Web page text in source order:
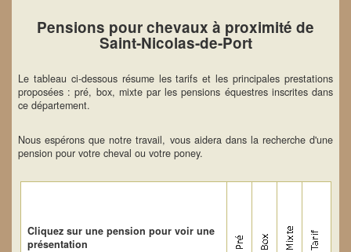
Pensions pour chevaux à proximité de
Saint-Nicolas-de-Port
Le tableau ci-dessous résume les tarifs et les principales prestations
proposées : pré, box, mixte par les pensions équestres inscrites dans
ce département.
Nous espérons que notre travail, vous aidera dans la recherche d'une
pension pour votre cheval ou votre poney.
Cliquez sur une pension pour voir une
présentation